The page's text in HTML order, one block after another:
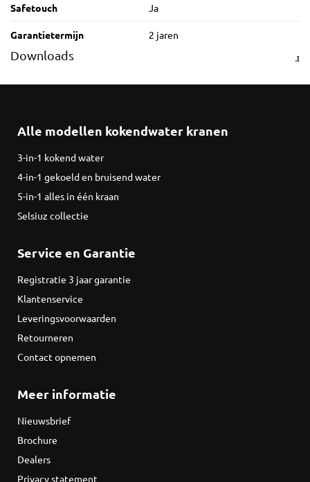
Safetouch Ja
Garantietermijn 2 jaren
Downloads
Alle modellen kokendwater kranen
3-in-1 kokend water
4-in-1 gekoeld en bruisend water
5-in-1 alles in één kraan
Selsiuz collectie
Service en Garantie
Registratie 3 jaar garantie
Klantenservice
Leveringsvoorwaarden
Retourneren
Contact opnemen
Meer informatie
Nieuwsbrief
Brochure
Dealers
Privacy statement